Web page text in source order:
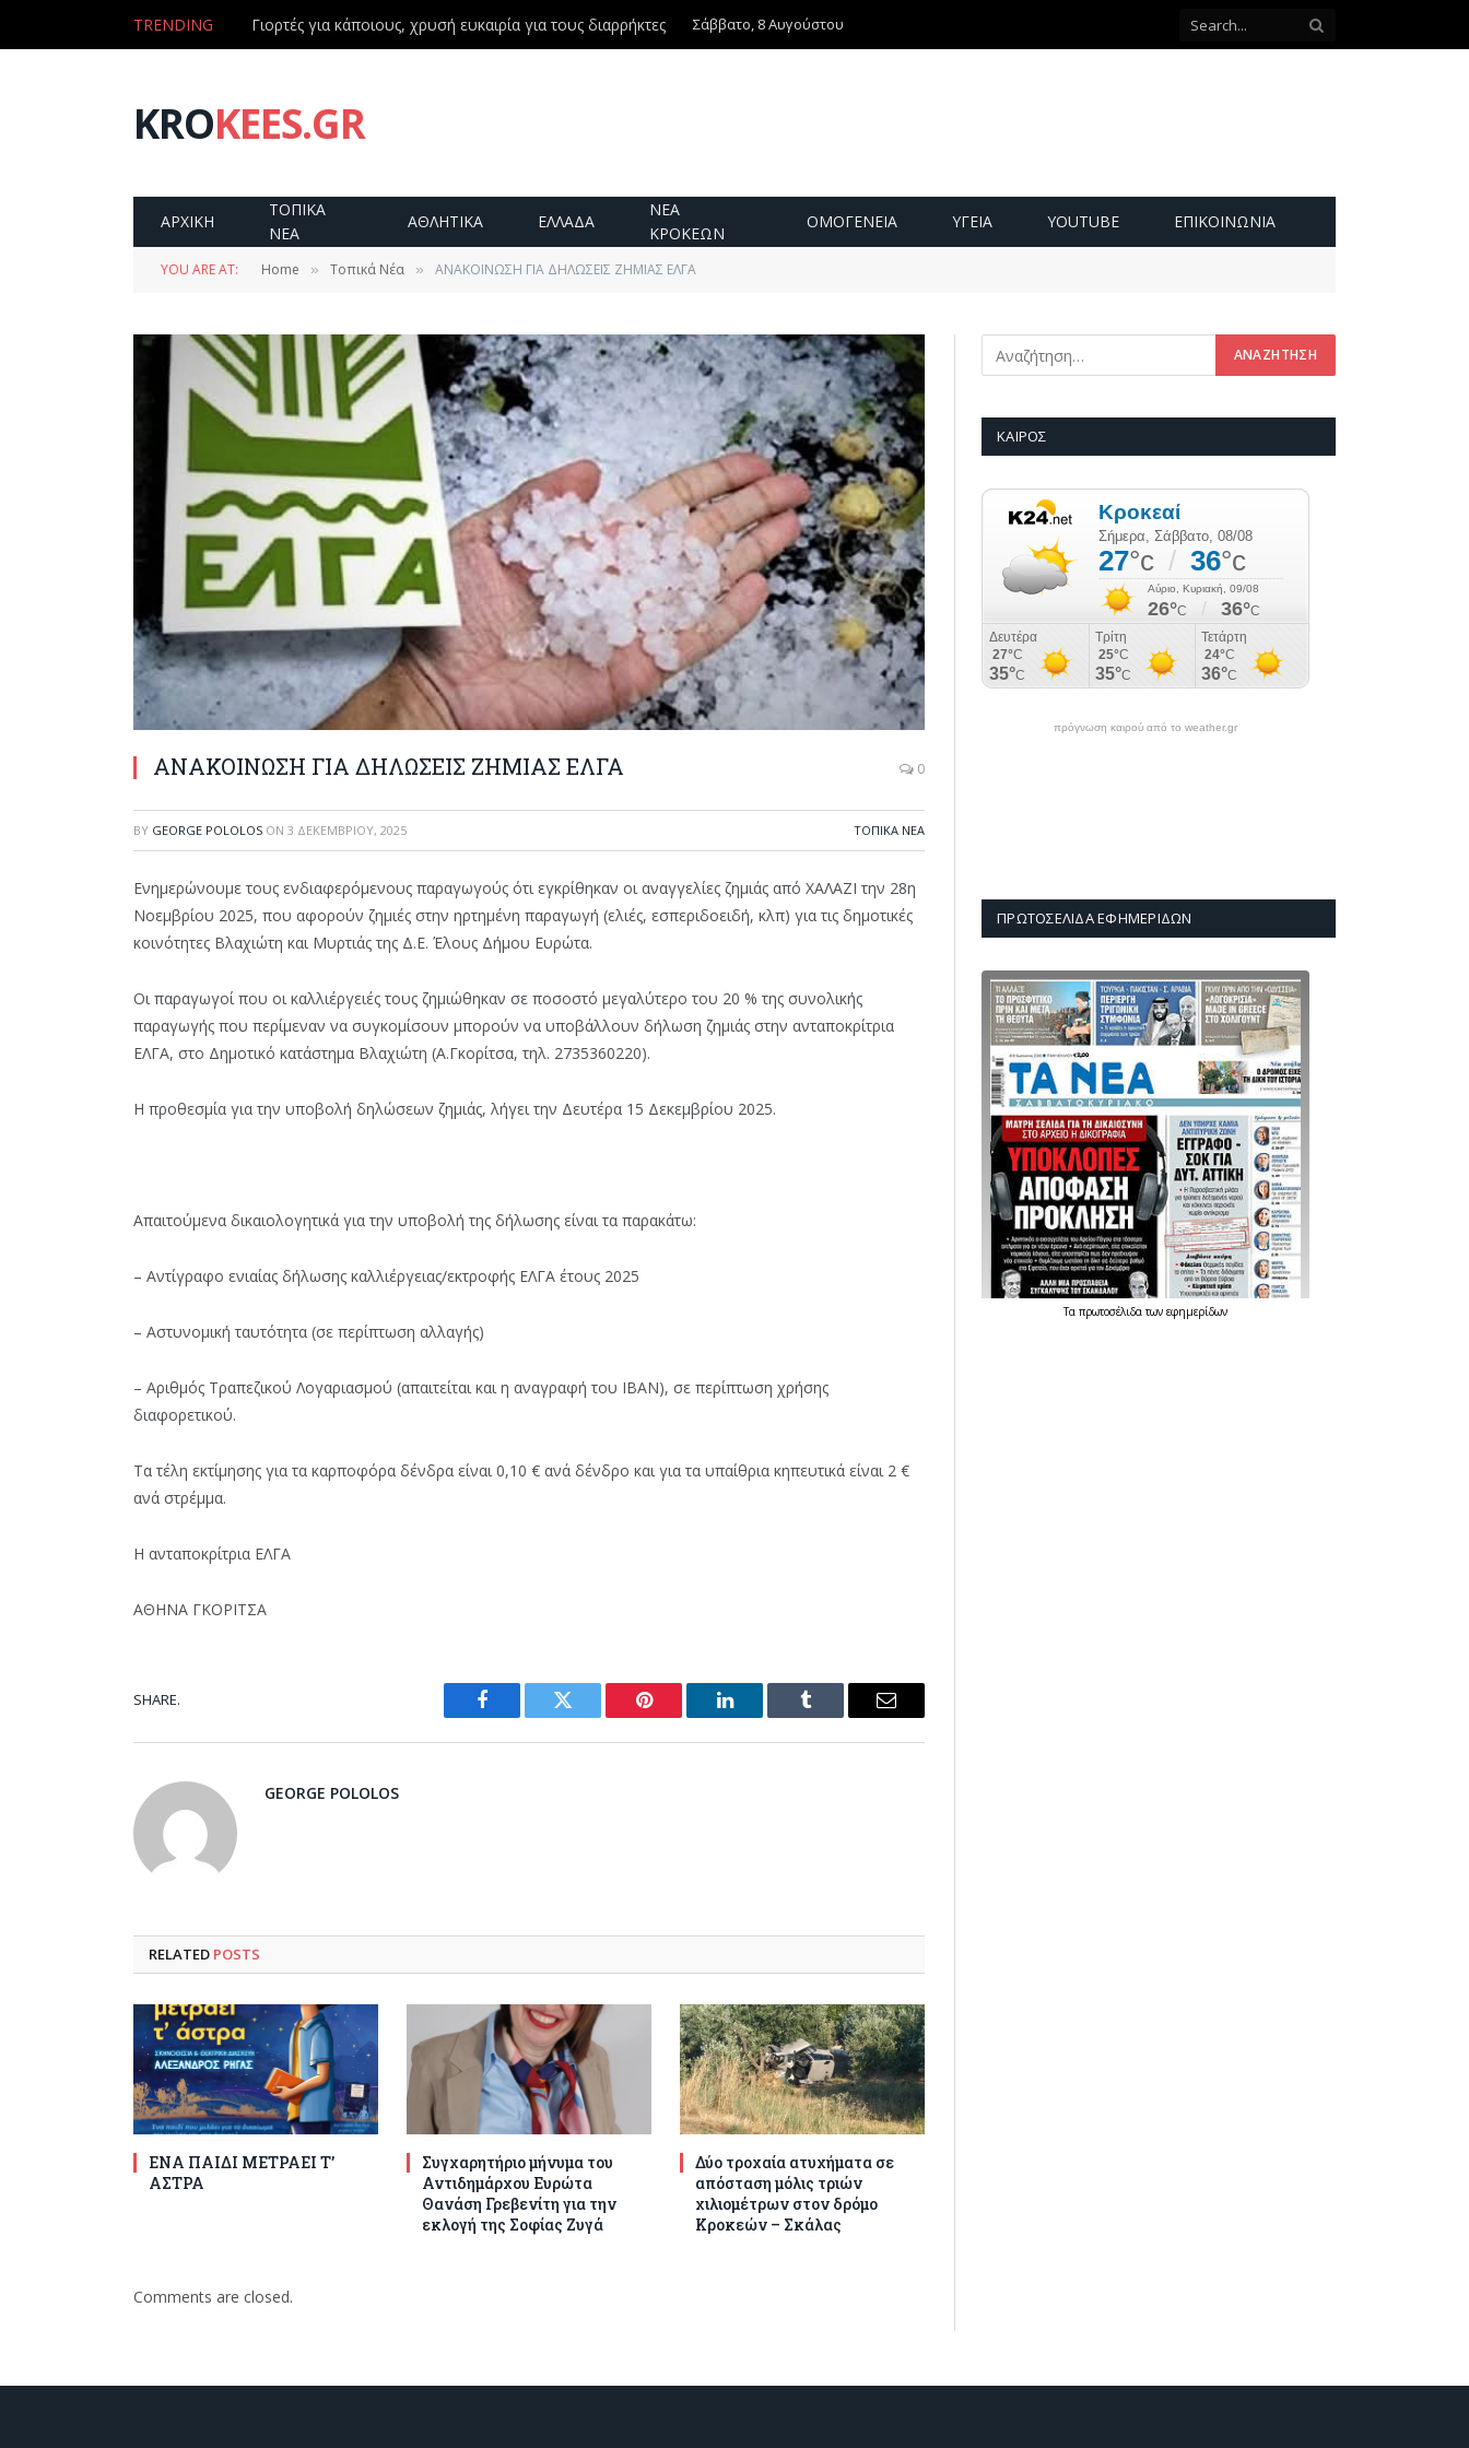
TRENDING Γιορτές για κάποιους, χρυσή ευκαιρία για τους διαρρήκτες Σάββατο, 8 Αυγούστου
KROKEES.GR
ΑΡΧΙΚΗ
ΤΟΠΙΚΑ
ΝΕΑ
ΑΘΛΗΤΙΚΑ ΕΛΛΑΔΑ
ΝΕΑ
ΚΡΟΚΕΩΝ
ΟΜΟΓΕΝΕΙΑ ΥΓΕΙΑ YOUTUBE ΕΠΙΚΟΙΝΩΝΊΑ
YOU ARE AT: Home » Τοπικά Νέα » ΑΝΑΚΟΙΝΩΣΗ ΓΙΑ ΔΗΛΩΣΕΙΣ ΖΗΜΙΑΣ ΕΛΓΑ
ΑΝΑΚΟΙΝΩΣΗ ΓΙΑ ΔΗΛΩΣΕΙΣ ΖΗΜΙΑΣ ΕΛΓΑ 0
BY GEORGE POLOLOS ON 3 ΔΕΚΕΜΒΡΊΟΥ, 2025 ΤΟΠΙΚΆ ΝΈΑ
Ενημερώνουμε τους ενδιαφερόμενους παραγωγούς ότι εγκρίθηκαν οι αναγγελίες ζημιάς από ΧΑΛΑΖΙ την 28η
Νοεμβρίου 2025, που αφορούν ζημιές στην ηρτημένη παραγωγή (ελιές, εσπεριδοειδή, κλπ) για τις δημοτικές
κοινότητες Βλαχιώτη και Μυρτιάς της Δ.Ε. Έλους Δήμου Ευρώτα.
Οι παραγωγοί που οι καλλιέργειές τους ζημιώθηκαν σε ποσοστό μεγαλύτερο του 20 % της συνολικής
παραγωγής που περίμεναν να συγκομίσουν μπορούν να υποβάλλουν δήλωση ζημιάς στην ανταποκρίτρια
ΕΛΓΑ, στο Δημοτικό κατάστημα Βλαχιώτη (Α.Γκορίτσα, τηλ. 2735360220).
Η προθεσμία για την υποβολή δηλώσεων ζημιάς, λήγει την Δευτέρα 15 Δεκεμβρίου 2025.
Απαιτούμενα δικαιολογητικά για την υποβολή της δήλωσης είναι τα παρακάτω:
– Αντίγραφο ενιαίας δήλωσης καλλιέργειας/εκτροφής ΕΛΓΑ έτους 2025
– Αστυνομική ταυτότητα (σε περίπτωση αλλαγής)
– Αριθμός Τραπεζικού Λογαριασμού (απαιτείται και η αναγραφή του ΙΒΑΝ), σε περίπτωση χρήσης
διαφορετικού.
Τα τέλη εκτίμησης για τα καρποφόρα δένδρα είναι 0,10 € ανά δένδρο και για τα υπαίθρια κηπευτικά είναι 2 €
ανά στρέμμα.
Η ανταποκρίτρια ΕΛΓΑ
ΑΘΗΝΑ ΓΚΟΡΙΤΣΑ
SHARE.
Facebook Twitter Pinterest LinkedIn Tumblr Email
GEORGE POLOLOS
RELATED POSTS
ΕΝΑ ΠΑΙΔΙ ΜΕΤΡΑΕΙ Τ’
ΑΣΤΡΑ
Συγχαρητήριο μήνυμα του
Αντιδημάρχου Ευρώτα
Θανάση Γρεβενίτη για την
εκλογή της Σοφίας Ζυγά
Δύο τροχαία ατυχήματα σε
απόσταση μόλις τριών
χιλιομέτρων στον δρόμο
Κροκεών – Σκάλας
Comments are closed.
ΚΑΙΡΌΣ
πρόγνωση καιρού από το weather.gr
ΠΡΩΤΟΣΈΛΙΔΑ ΕΦΗΜΕΡΊΔΩΝ
Τα πρωτοσέλιδατων εφημερίδων